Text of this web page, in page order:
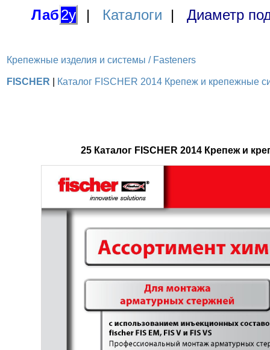
Лаб2у | Каталоги | Диаметр
Крепежные изделия и системы / Fasteners
FISCHER Каталог FISCHER 2014 Крепеж и крепежные
25 Каталог FISCHER 2014 Крепеж и